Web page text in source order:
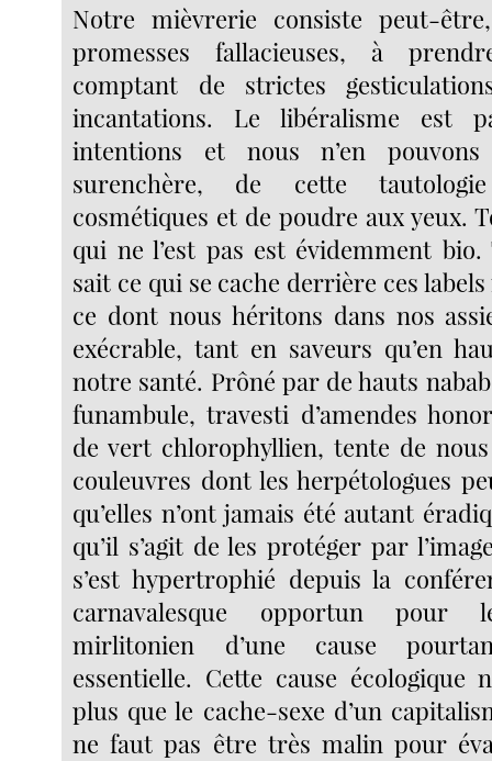
Notre mièvrerie consiste peut-
promesses fallacieuses, à
comptant de strictes
incantations. Le libéralisme est
intentions et nous n’en
surenchère, de cette
cosmétiques et de poudre aux yeux.
qui ne l’est pas est évidemment
sait ce qui se cache derrière ces
ce dont nous héritons dans nos
exécrable, tant en saveurs qu’en
notre santé. Prôné par de hauts
funambule, travesti d’amendes
de vert chlorophyllien, tente de
couleuvres dont les herpétologues
qu’elles n’ont jamais été autant
qu’il s’agit de les protéger par
s’est hypertrophié depuis la
carnavalesque opportun pour
mirlitonien d’une cause
essentielle. Cette cause écologique
plus que le cache-sexe d’un
ne faut pas être très malin pour